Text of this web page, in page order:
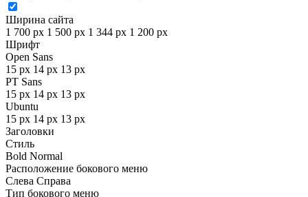
Ширина сайта
1 700 px 1 500 px 1 344 px 1 200 px
Шрифт
Open Sans
15 px 14 px 13 px
PT Sans
15 px 14 px 13 px
Ubuntu
15 px 14 px 13 px
Заголовки
Стиль
Bold Normal
Расположение бокового меню
Слева Справа
Тип бокового меню